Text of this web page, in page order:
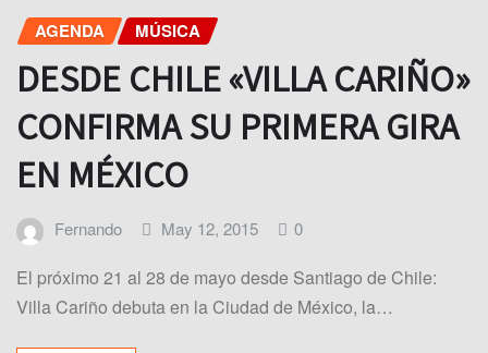
AGENDA MÚSICA
DESDE CHILE «VILLA CARIÑO»
CONFIRMA SU PRIMERA GIRA
EN MÉXICO
Fernando May 12, 2015 0
El próximo 21 al 28 de mayo desde Santiago de Chile:
Villa Cariño debuta en la Ciudad de México, la…